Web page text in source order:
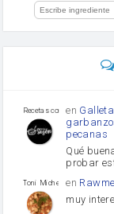
limón
Recetas con sazon
en
pecanas
Qué
probar
Toni Michel Caubet
en
muy